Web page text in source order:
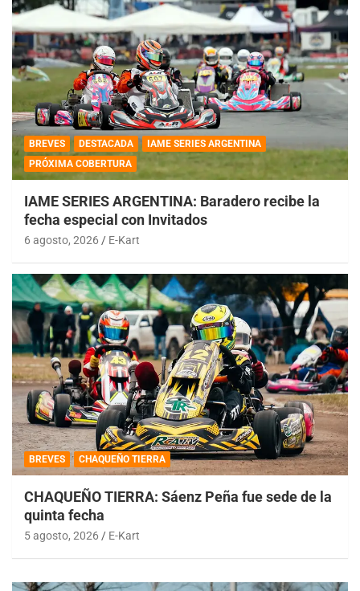
BREVES DESTACADA
IAME SERIES ARGENTINA
PRÓXIMA COBERTURA
IAME SERIES ARGENTINA: Baradero recibe la
fecha especial con Invitados
6 agosto, 2026 E-Kart
BREVES CHAQUEÑO TIERRA
CHAQUEÑO TIERRA: Sáenz Peña fue sede de la
quinta fecha
5 agosto, 2026 E-Kart